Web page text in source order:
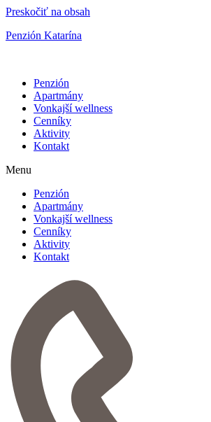
Preskočiť na obsah
Penzión Katarína
Penzión
Apartmány
Vonkajší wellness
Cenníky
Aktivity
Kontakt
Menu
Penzión
Apartmány
Vonkajší wellness
Cenníky
Aktivity
Kontakt